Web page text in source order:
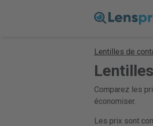
Lentilles de
Comparez les
économiser.
Les prix sont